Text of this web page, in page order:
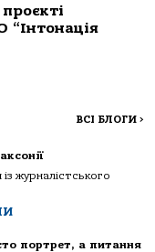
“Інтонація
ВСІ БЛОГИ >
журналістського
портрет, а питання